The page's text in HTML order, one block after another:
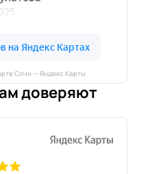
Сочи — Яндекс Карты
доверяют